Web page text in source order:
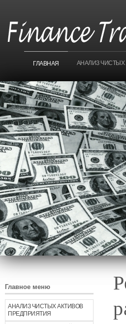
ГЛАВНАЯ АНАЛИЗ ЧИСТЫХ
Главное меню
АНАЛИЗ ЧИСТЫХ АКТИВОВ
ПРЕДПРИЯТИЯ